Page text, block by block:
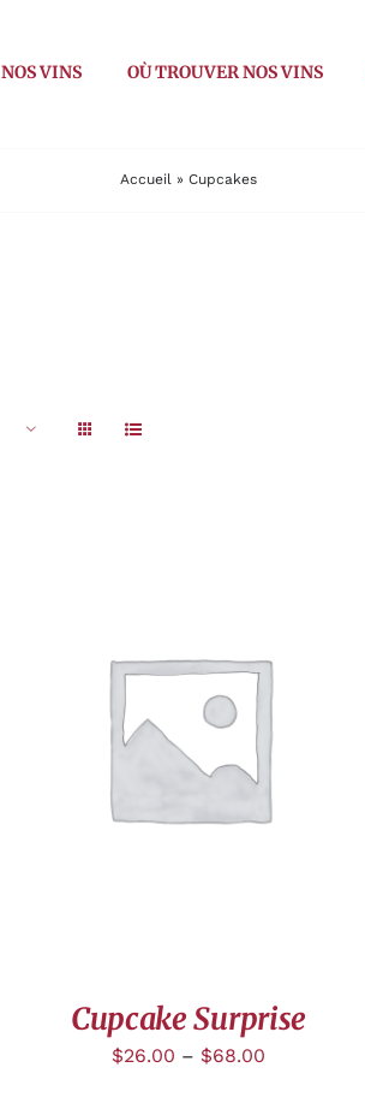
NOS VINS OÙ TROUVER NOS VINS
Accueil » Cupcakes
APERÇU
Cupcake Surprise
$26.00 – $68.00